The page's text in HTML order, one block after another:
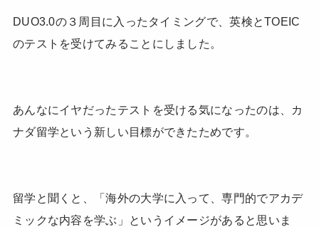
DUO3.0の３周目に入ったタイミングで、英検とTOEIC
のテストを受けてみることにしました。
あんなにイヤだったテストを受ける気になったのは、カ
ナダ留学という新しい目標ができたためです。
留学と聞くと、「海外の大学に入って、専門的でアカデ
ミックな内容を学ぶ」というイメージがあると思いま